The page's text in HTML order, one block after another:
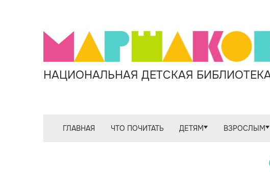
НАЦИОНАЛЬНАЯ ДЕТСКАЯ
ГЛАВНАЯ ЧТО ПОЧИТАТЬ ДЕТЯМ ВЗРОСЛЫМ